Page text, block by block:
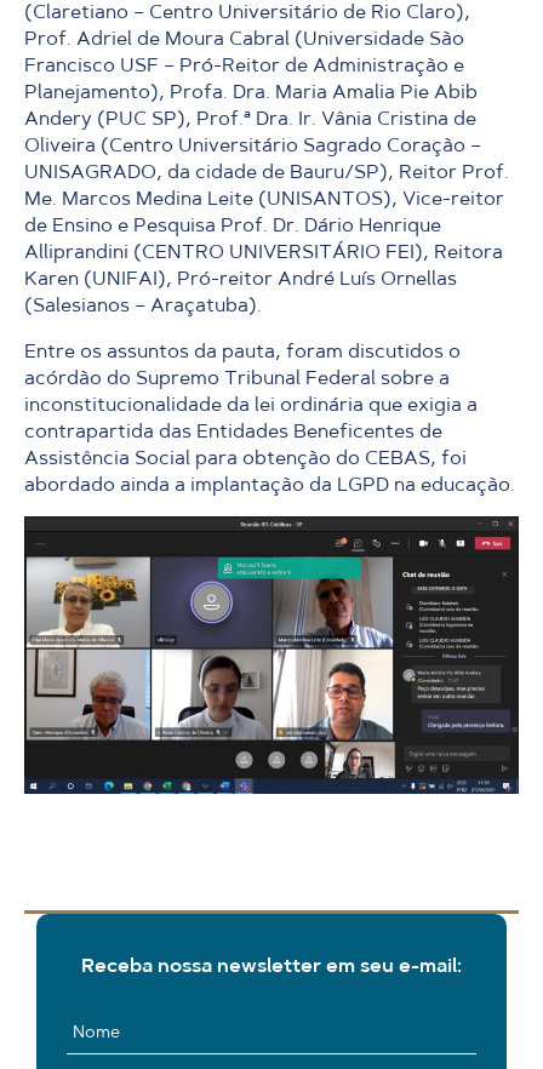
(Claretiano – Centro Universitário de Rio Claro),
Prof. Adriel de Moura Cabral (Universidade São
Francisco USF – Pró-Reitor de Administração e
Planejamento), Profa. Dra. Maria Amalia Pie Abib
Andery (PUC SP), Prof.ª Dra. Ir. Vânia Cristina de
Oliveira (Centro Universitário Sagrado Coração –
UNISAGRADO, da cidade de Bauru/SP), Reitor Prof.
Me. Marcos Medina Leite (UNISANTOS), Vice-reitor
de Ensino e Pesquisa Prof. Dr. Dário Henrique
Alliprandini (CENTRO UNIVERSITÁRIO FEI), Reitora
Karen (UNIFAI), Pró-reitor André Luís Ornellas
(Salesianos – Araçatuba).
Entre os assuntos da pauta, foram discutidos o
acórdão do Supremo Tribunal Federal sobre a
inconstitucionalidade da lei ordinária que exigia a
contrapartida das Entidades Beneficentes de
Assistência Social para obtenção do CEBAS, foi
abordado ainda a implantação da LGPD na educação.
Receba nossa newsletter em seu e-mail: